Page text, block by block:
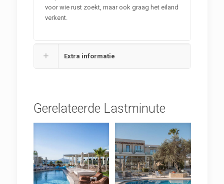
voor wie rust zoekt, maar ook graag het eiland
verkent.
Extra informatie
Gerelateerde Lastminute